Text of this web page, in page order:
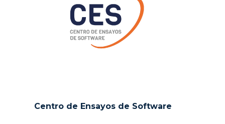
Centro de Ensayos de Software